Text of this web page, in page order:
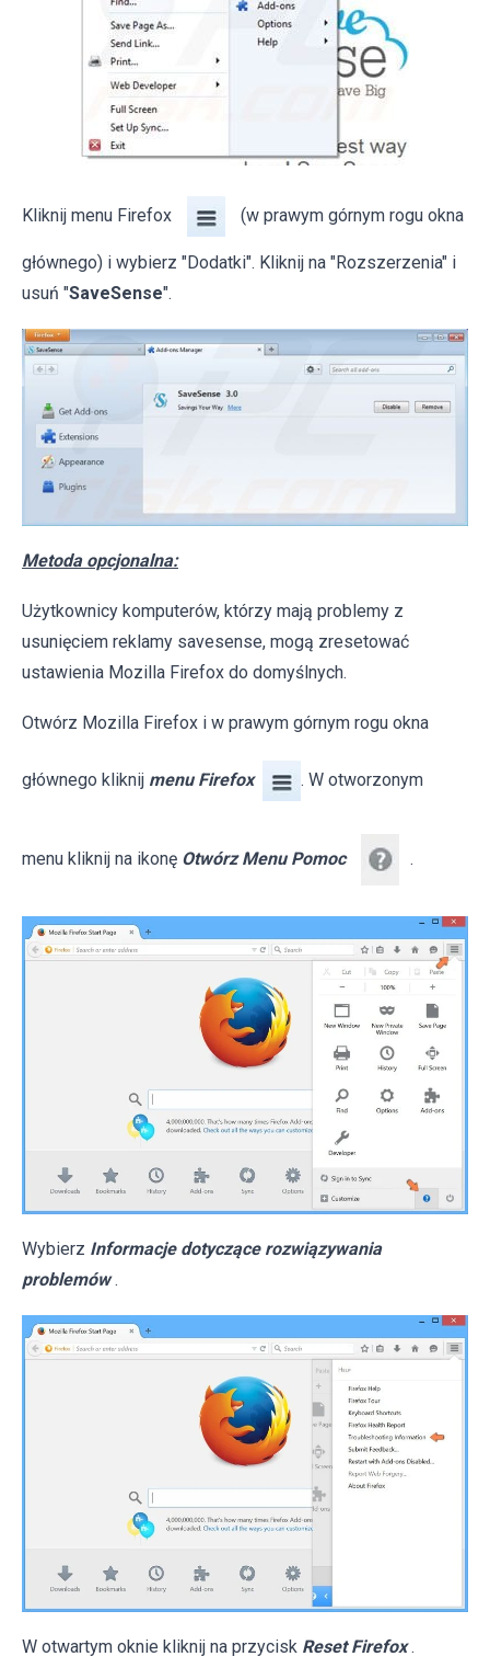
Kliknij menu Firefox (w prawym górnym rogu okna
głównego) i wybierz "Dodatki". Kliknij na "Rozszerzenia" i
usuń "SaveSense".
Metoda opcjonalna:
Użytkownicy komputerów, którzy mają problemy z
usunięciem reklamy savesense, mogą zresetować
ustawienia Mozilla Firefox do domyślnych.
Otwórz Mozilla Firefox i w prawym górnym rogu okna
głównego kliknij menu Firefox . W otworzonym
menu kliknij na ikonę Otwórz Menu Pomoc .
Wybierz Informacje dotyczące rozwiązywania
problemów .
W otwartym oknie kliknij na przycisk Reset Firefox .